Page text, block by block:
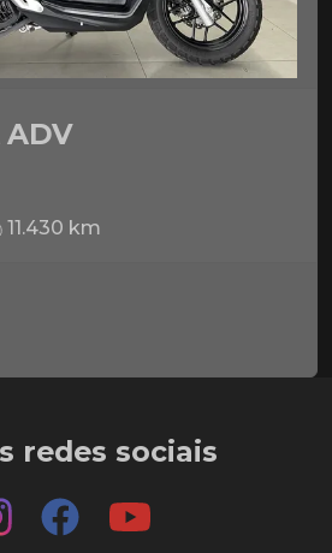
ADV
11.430 km
redes sociais